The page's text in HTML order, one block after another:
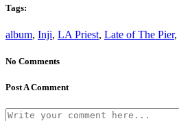
Tags:
album, Inji, LA Priest, Late of The Pier,
No Comments
Post A Comment